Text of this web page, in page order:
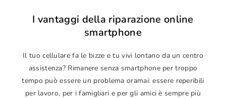
I vantaggi della riparazione online
smartphone
Il tuo cellulare fa le bizze e tu vivi lontano da un centro
assistenza? Rimanere senza smartphone per troppo
tempo può essere un problema oramai: essere reperibili
per lavoro, per i famigliari e per gli amici è sempre più